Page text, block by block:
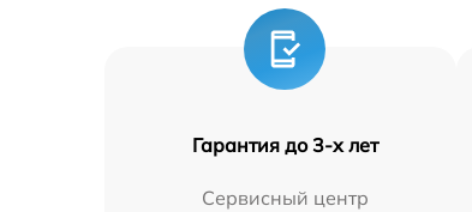
Гарантия до 3-х лет
Сервисный центр